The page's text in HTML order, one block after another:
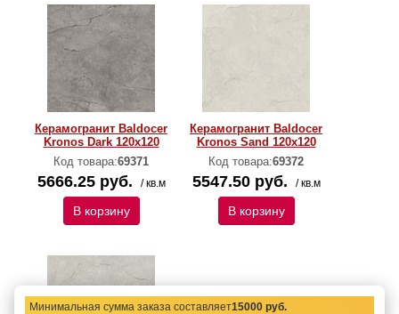
Керамогранит Baldocer
Kronos Dark 120х120
Код товара:69371
5666.25 руб. / кв.м
В корзину
Керамогранит Baldocer
Kronos Sand 120х120
Код товара:69372
5547.50 руб. / кв.м
В корзину
Минимальная сумма заказа составляет15000 руб.